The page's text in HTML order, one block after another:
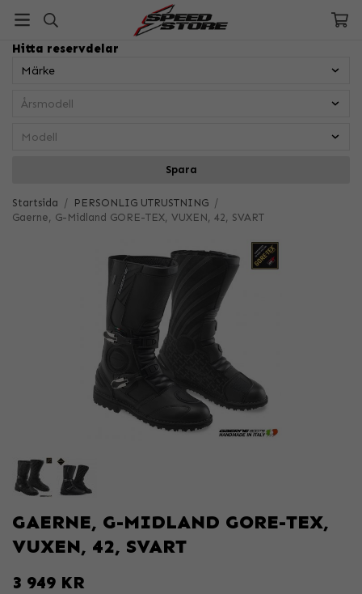
Hitta reservdelar
Spara
Startsida / PERSONLIG UTRUSTNING /
Gaerne, G-Midland GORE-TEX, VUXEN, 42, SVART
GAERNE, G-MIDLAND GORE-TEX,
VUXEN, 42, SVART
3 949 KR